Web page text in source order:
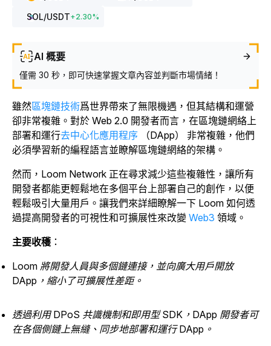
SOL/USDT+2.30%
AI 概要
僅需 30 秒，即可快速掌握文章內容並判斷市場情緒！
雖然區塊鏈技術爲世界帶來了無限機遇，但其結構和運營
卻非常複雜。對於 Web 2.0 開發者而言，在區塊鏈網絡上
部署和運行去中心化應用程序 （DApp） 非常複雜，他們
必須學習新的編程語言並瞭解區塊鏈網絡的架構。
然而，Loom Network 正在尋求減少這些複雜性，讓所有
開發者都能更輕鬆地在多個平台上部署自己的創作，以便
輕鬆吸引大量用戶。讓我們來詳細瞭解一下 Loom 如何透
過提高開發者的可視性和可擴展性來改變 Web3 領域。
主要收穫 ：
Loom 將開發人員與多個鏈連接，並向廣大用戶開放
DApp，縮小了可擴展性差距。
透過利用 DPoS 共識機制和即用型 SDK，DApp 開發者可
在各個側鏈上無縫、同步地部署和運行 DApp。